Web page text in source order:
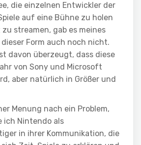
die einzelnen Entwickler der
auf eine Bühne zu holen
streamen, gab es meines
Form auch noch nicht.
davon überzeugt, dass diese
von Sony und Microsoft
aber natürlich in Größer und
Menung nach ein Problem,
ich Nintendo als
in ihrer Kommunikation, die